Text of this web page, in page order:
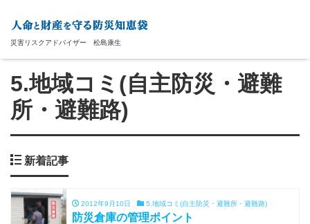
災害リスクアドバイザー 松島康生
5.地域コミ(自主防災・避難
所・避難路)
新着記事
2012年9月10日 5.地域コミ(自主防災・避難所・避難路)
防災倉庫の管理ポイント